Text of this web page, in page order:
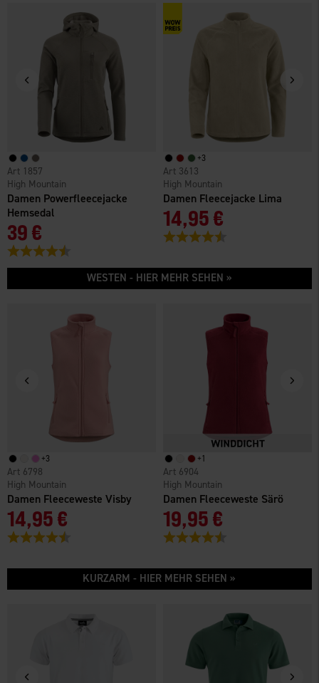
Damen Powerfleecejacke
Hemsedal
High Mountain
1857
39 €
Bewertung:
+3
Damen Fleecejacke Lima
High Mountain
3613
14,95 €
Bewertung:
WESTEN - HIER MEHR SEHEN »
+3
Damen Fleeceweste Visby
High Mountain
6798
14,95 €
Bewertung:
+1
Damen Fleeceweste Särö
High Mountain
6904
19,95 €
Bewertung:
KURZARM - HIER MEHR SEHEN »